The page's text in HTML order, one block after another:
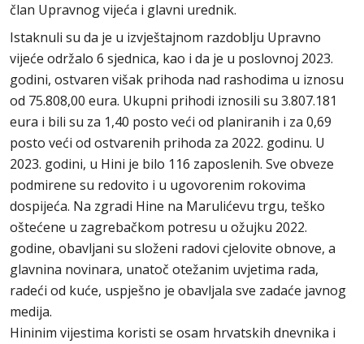
član Upravnog vijeća i glavni urednik.
Istaknuli su da je u izvještajnom razdoblju Upravno
vijeće održalo 6 sjednica, kao i da je u poslovnoj 2023.
godini, ostvaren višak prihoda nad rashodima u iznosu
od 75.808,00 eura. Ukupni prihodi iznosili su 3.807.181
eura i bili su za 1,40 posto veći od planiranih i za 0,69
posto veći od ostvarenih prihoda za 2022. godinu. U
2023. godini, u Hini je bilo 116 zaposlenih. Sve obveze
podmirene su redovito i u ugovorenim rokovima
dospijeća. Na zgradi Hine na Marulićevu trgu, teško
oštećene u zagrebačkom potresu u ožujku 2022.
godine, obavljani su složeni radovi cjelovite obnove, a
glavnina novinara, unatoč otežanim uvjetima rada,
radeći od kuće, uspješno je obavljala sve zadaće javnog
medija.
Hininim vijestima koristi se osam hrvatskih dnevnika i